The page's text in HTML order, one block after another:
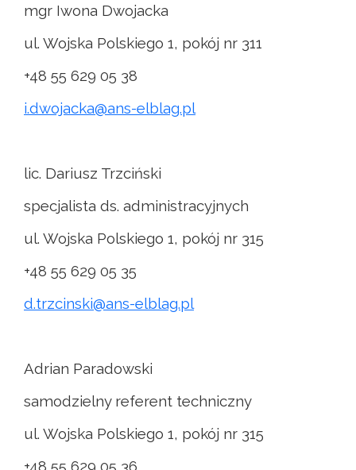
mgr Iwona Dwojacka
ul. Wojska Polskiego 1, pokój nr 311
+48 55 629 05 38
i.dwojacka@ans-elblag.pl
lic. Dariusz Trzciński
specjalista ds. administracyjnych
ul. Wojska Polskiego 1, pokój nr 315
+48 55 629 05 35
d.trzcinski@ans-elblag.pl
Adrian Paradowski
samodzielny referent techniczny
ul. Wojska Polskiego 1, pokój nr 315
+48 55 629 05 36